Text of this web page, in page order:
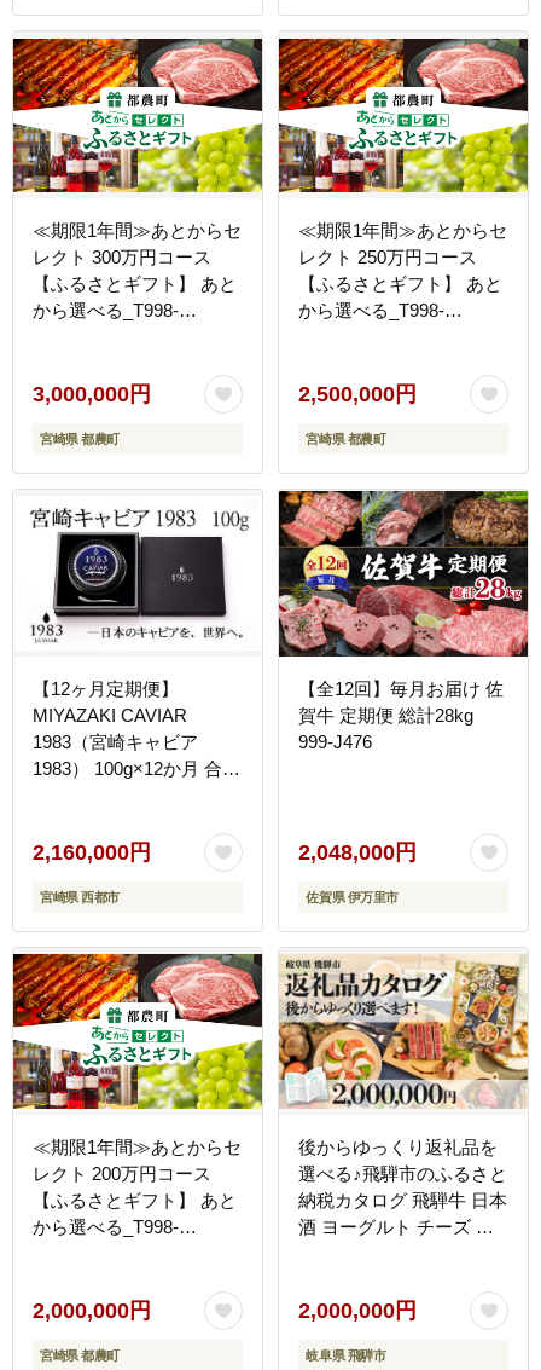
≪期限1年間≫あとからセ
レクト 300万円コース
【ふるさとギフト】 あと
から選べる_T998-
3,000,000円
宮崎県 都農町
≪期限1年間≫あとからセ
レクト 250万円コース
【ふるさとギフト】 あと
から選べる_T998-
2,500,000円
宮崎県 都農町
【12ヶ月定期便】
MIYAZAKI CAVIAR
1983（宮崎キャビア
1983） 100g×12か月 合計
＜25-4a＞
2,160,000円
宮崎県 西都市
【全12回】毎月お届け 佐
賀牛 定期便 総計28kg
999-J476
2,048,000円
佐賀県 伊万里市
≪期限1年間≫あとからセ
レクト 200万円コース
【ふるさとギフト】 あと
から選べる_T998-
2,000,000円
宮崎県 都農町
後からゆっくり返礼品を
選べる♪飛騨市のふるさと
納税カタログ 飛騨牛 日本
酒 ヨーグルト チーズ ハ
2,000,000円
岐阜県 飛騨市